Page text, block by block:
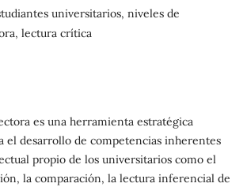
universitarios, niveles de
lectura crítica
es una herramienta estratégica
el desarrollo de competencias inherentes
propio de los universitarios como el
la comparación, la lectura inferencial de